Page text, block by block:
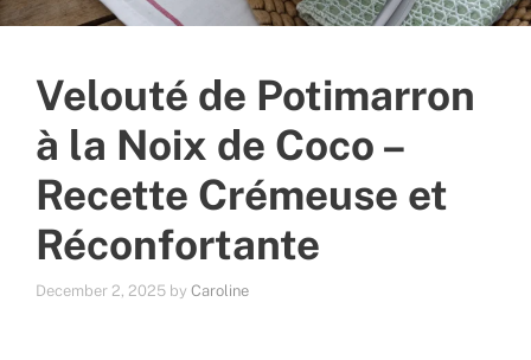
Velouté de Potimarron
à la Noix de Coco –
Recette Crémeuse et
Réconfortante
December 2, 2025 by Caroline